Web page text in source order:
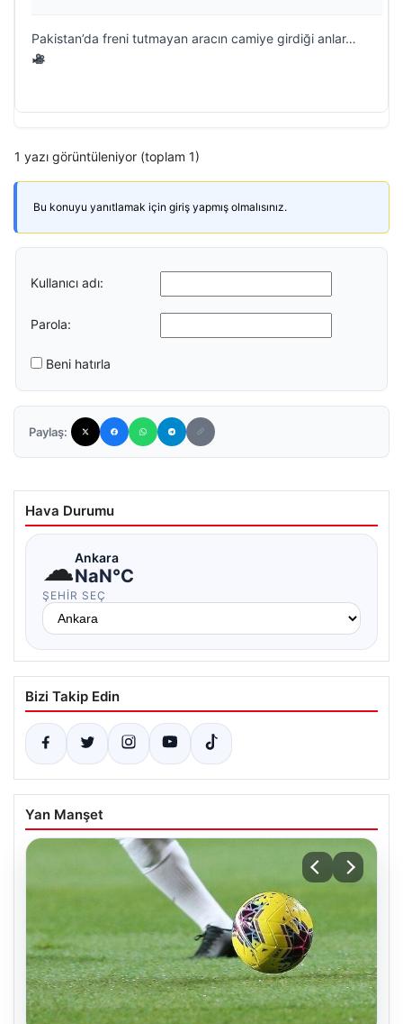
Pakistan’da freni tutmayan aracın camiye girdiği anlar…
1 yazı görüntüleniyor (toplam 1)
Bu konuyu yanıtlamak için giriş yapmış olmalısınız.
Kullanıcı adı:
Parola:
Beni hatırla
Paylaş:
Hava Durumu
☁Ankara
NaN°C
ŞEHIR SEÇ
Bizi Takip Edin
Yan Manşet